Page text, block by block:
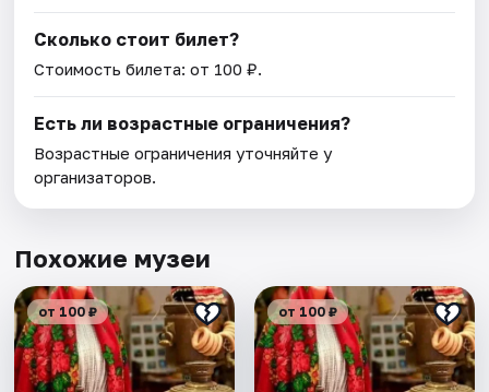
Сколько стоит билет?
Стоимость билета: от 100 ₽.
Есть ли возрастные ограничения?
Возрастные ограничения уточняйте у
организаторов.
Похожие музеи
от 100 ₽ от 100 ₽